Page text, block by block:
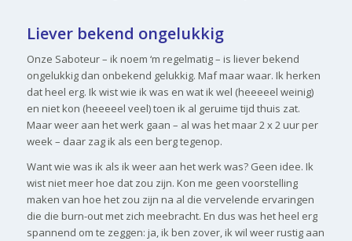
Liever bekend ongelukkig
Onze Saboteur – ik noem ‘m regelmatig – is liever bekend
ongelukkig dan onbekend gelukkig. Maf maar waar. Ik herken
dat heel erg. Ik wist wie ik was en wat ik wel (heeeeel weinig)
en niet kon (heeeeel veel) toen ik al geruime tijd thuis zat.
Maar weer aan het werk gaan – al was het maar 2 x 2 uur per
week – daar zag ik als een berg tegenop.
Want wie was ik als ik weer aan het werk was? Geen idee. Ik
wist niet meer hoe dat zou zijn. Kon me geen voorstelling
maken van hoe het zou zijn na al die vervelende ervaringen
die die burn-out met zich meebracht. En dus was het heel erg
spannend om te zeggen: ja, ik ben zover, ik wil weer rustig aan